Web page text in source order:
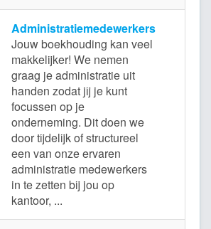
Administratiemedewerkers
Jouw boekhouding kan veel
makkelijker! We nemen
graag je administratie uit
handen zodat jij je kunt
focussen op je
onderneming. Dit doen we
door tijdelijk of structureel
een van onze ervaren
administratie medewerkers
in te zetten bij jou op
kantoor, ...